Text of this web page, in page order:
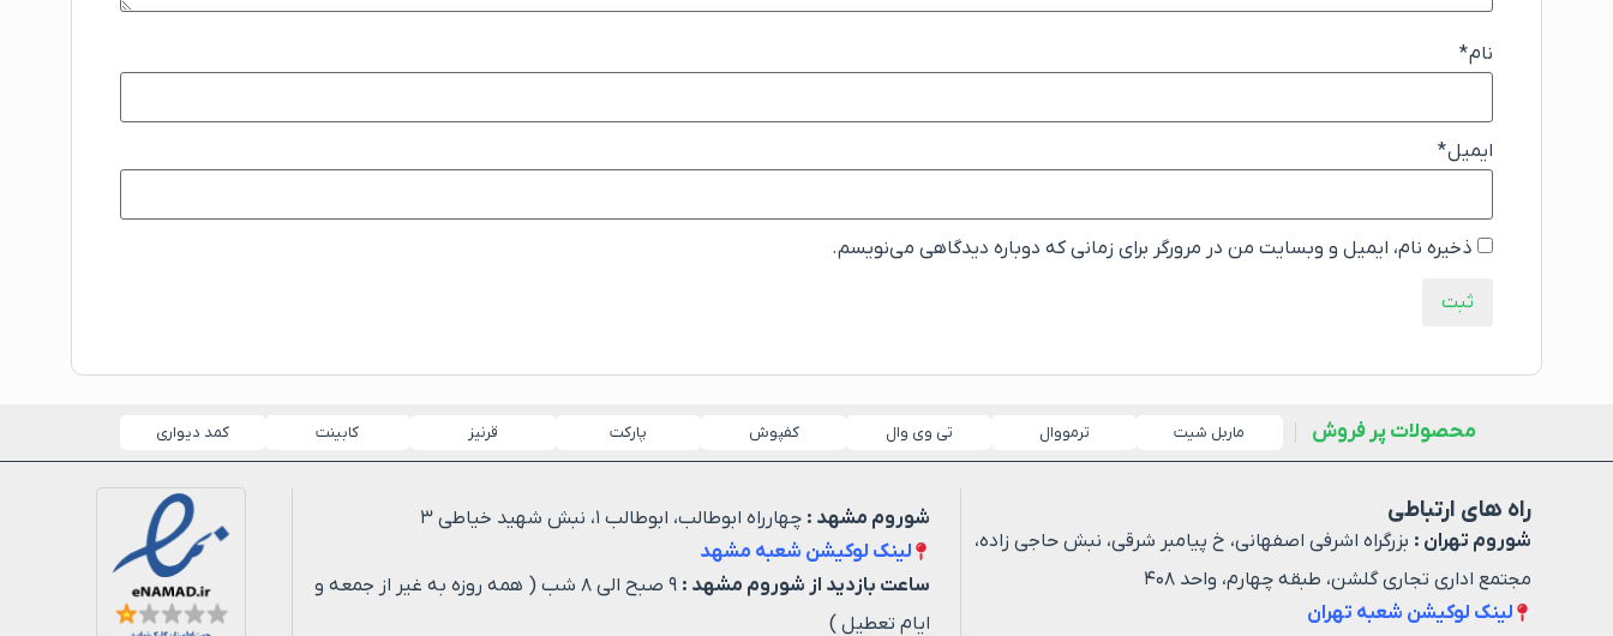
نام*
ایمیل*
ذخیره نام، ایمیل و وبسایت من در مرورگر برای زمانی که دوباره دیدگاهی می‌نویسم.
محصولات پر فروش ماربل شیت ترمووال تی وی وال کفپوش پارکت قرنیز کابینت کمد دیواری
راه های ارتباطی
شوروم تهران : بزرگراه اشرفی اصفهانی، خ پیامبر شرقی، نبش حاجی زاده،
مجتمع اداری تجاری گلشن، طبقه چهارم، واحد ۴۰۸
لینک لوکیشن شعبه تهران
شوروم مشهد : چهارراه ابوطالب، ابوطالب ۱، نبش شهید خیاطی ۳
لینک لوکیشن شعبه مشهد
ساعت بازدید از شوروم مشهد :
۹ صبح الی ۸ شب ( همه روزه به غیر از جمعه و
ایام تعطیل )